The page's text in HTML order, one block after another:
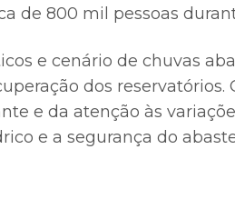
de 800 mil pessoas
e cenário de chuvas
dos reservatórios.
e da atenção às
e a segurança do